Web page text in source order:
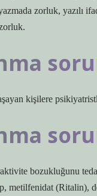
zorluk, yazılı
kişilere
bozukluğunu
metilfenidat (Ritalin),